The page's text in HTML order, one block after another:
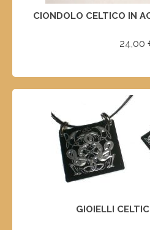
CIONDOLO CELTICO IN
24,00
GIOIELLI